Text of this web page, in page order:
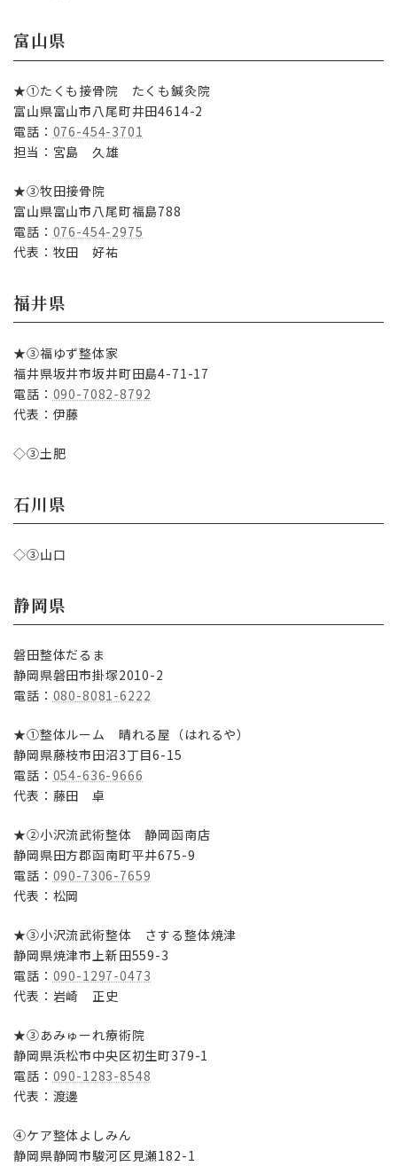
富山県
★①たくも接骨院 たくも鍼灸院
富山県富山市八尾町井田4614-2
電話： 076-454-3701
担当：宮島 久雄
★③牧田接骨院
富山県富山市八尾町福島788
電話： 076-454-2975
代表：牧田 好祐
福井県
★③福ゆず整体家
福井県坂井市坂井町田島4-71-17
電話： 090-7082-8792
代表：伊藤
◇③土肥
石川県
◇③山口
静岡県
磐田整体だるま
静岡県磐田市掛塚2010-2
電話： 080-8081-6222
★①整体ルーム 晴れる屋（はれるや）
静岡県藤枝市田沼3丁目6-15
電話： 054-636-9666
代表：藤田 卓
★②小沢流武術整体 静岡函南店
静岡県田方郡函南町平井675-9
電話： 090-7306-7659
代表：松岡
★③小沢流武術整体 さする整体焼津
静岡県焼津市上新田559-3
電話： 090-1297-0473
代表：岩崎 正史
★③あみゅーれ療術院
静岡県浜松市中央区初生町379-1
電話： 090-1283-8548
代表：渡邊
④ケア整体よしみん
静岡県静岡市駿河区見瀬182-1